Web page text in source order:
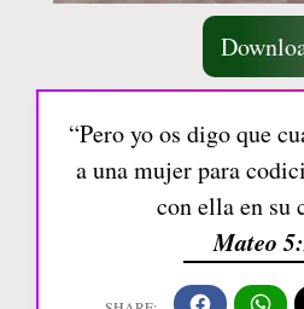
“Pero yo os digo que
a una mujer para
con ella en su
Mateo